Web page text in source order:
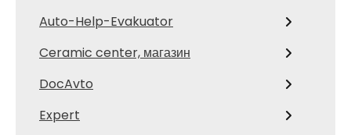
Auto-Help-Evakuator
Ceramic center, магазин
DocAvto
Expert